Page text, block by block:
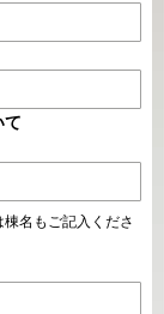
名もご記入くださ